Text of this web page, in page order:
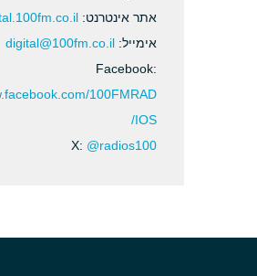
אתר אינטרנט:
אימייל: digital@100fm.co.il
Facebook:
100FMRAD
IOS/
X: @radios100